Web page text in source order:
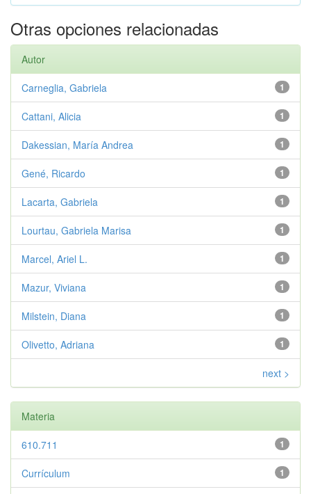
Otras opciones relacionadas
Autor
1
Carneglia, Gabriela
1
Cattani, Alicia
1
Dakessian, María Andrea
1
Gené, Ricardo
1
Lacarta, Gabriela
1
Lourtau, Gabriela Marisa
1
Marcel, Ariel L.
1
Mazur, Viviana
1
Milstein, Diana
1
Olivetto, Adriana
next >
Materia
1
610.711
1
Currículum